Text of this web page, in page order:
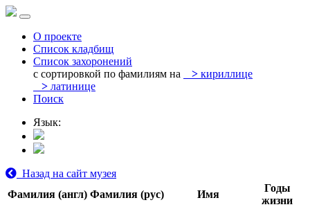
О проекте
Список кладбищ
Список захоронений
с сортировкой по фамилиям на
> кириллице
> латинице
Поиск
Язык:
Назад на сайт музея
Фамилия (англ) Фамилия (рус) Имя
Годы
жизни